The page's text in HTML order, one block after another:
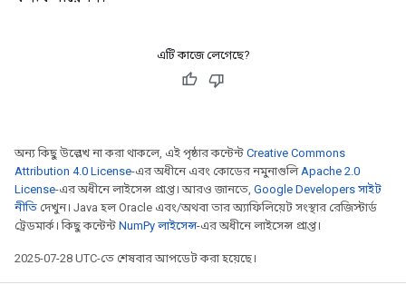
এটি কাজে লেগেছে?
অন্য কিছু উল্লেখ না করা থাকলে, এই পৃষ্ঠার কন্টেন্ট Creative Commons
Attribution 4.0 License-এর অধীনে এবং কোডের নমুনাগুলিApache 2.0
License-এর অধীনে লাইসেন্স প্রাপ্ত। আরও জানতে, Google Developers সাইট
নীতি দেখুন। Java হল Oracle এবং/অথবা তার অ্যাফিলিয়েট সংস্থার রেজিস্টার্ড
ট্রেডমার্ক। কিছু কন্টেন্ট NumPy লাইসেন্স-এর অধীনে লাইসেন্স প্রাপ্ত।
2025-07-28 UTC-তে শেষবার আপডেট করা হয়েছে।